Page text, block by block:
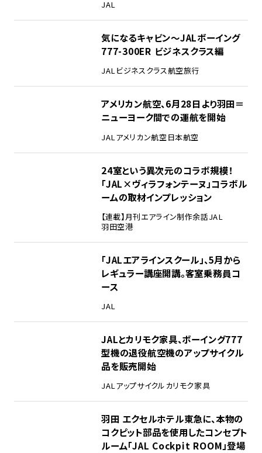
JAL
気になるキャビン〜JALボーイング
777-300ER ビジネスクラス編
JALビジネスクラス航空旅行
アメリカン航空、6月28日より羽田＝
ニューヨーク間での運航を開始
JAL アメリカン航空 日本航空
24室という異次元のコラボ規模！
「JAL×ヴィラフォンテーヌ」コラボル
ームの取材インプレッション
【連載】月刊エアライン制作余話JAL
羽田空港
「JALエアラインスクール」、5月から
レギュラー講座開講。客室乗務員コ
ース
JAL
JALとカリモク家具、ボーイング777
型機の退役航空機のアップサイクル
品を販売開始
JALアップサイクル カリモク家具
羽田 エクセルホテル東急に、本物の
コクピット部品を使用したコンセプト
ルーム「JAL Cockpit ROOM」登場